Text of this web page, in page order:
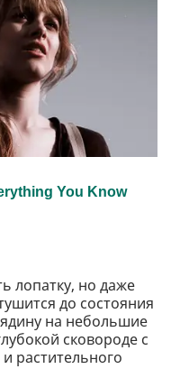
лопатку, но даже
до состояния
на небольшие
сковороде с
растительного